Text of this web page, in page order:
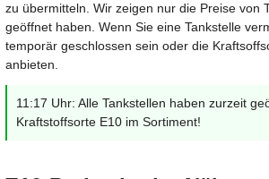
zu übermitteln. Wir zeigen nur die Preise von
geöffnet haben. Wenn Sie eine Tankstelle
temporär geschlossen sein oder die
anbieten.
11:17 Uhr: Alle Tankstellen haben zurzeit
Kraftstoffsorte E10 im Sortiment!